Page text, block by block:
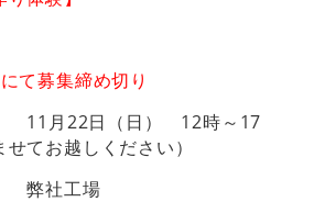
て募集締め切り
月22日（日） 12時～17
てお越しください）
弊社工場